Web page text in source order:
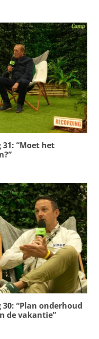
“Moet het
“Plan onderhoud
de vakantie”